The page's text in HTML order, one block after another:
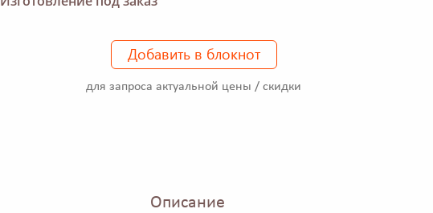
Добавить в блокнот
для запроса актуальной цены / скидки
Описание